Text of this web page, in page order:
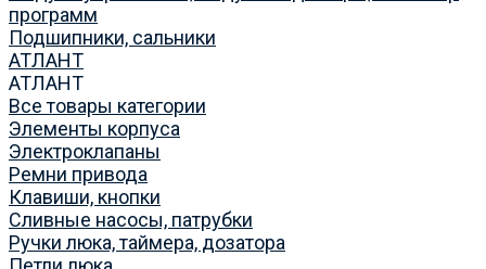
программ
Подшипники, сальники
АТЛАНТ
АТЛАНТ
Все товары категории
Элементы корпуса
Электроклапаны
Ремни привода
Клавиши, кнопки
Сливные насосы, патрубки
Ручки люка, таймера, дозатора